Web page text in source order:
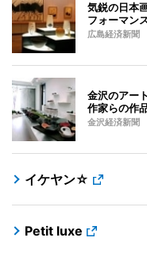
気鋭の日本
フォーマン
広島経済新聞
金沢のアー
作家らの作
金沢経済新聞
イケヤン☆
Petit luxe